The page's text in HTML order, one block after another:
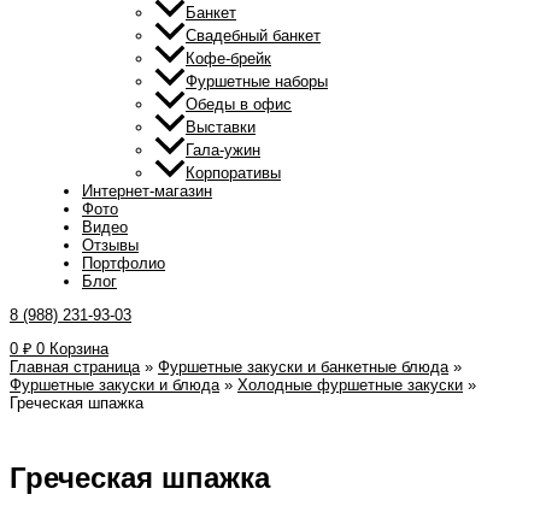
Банкет
Свадебный банкет
Кофе-брейк
Фуршетные наборы
Обеды в офис
Выставки
Гала-ужин
Корпоративы
Интернет-магазин
Фото
Видео
Отзывы
Портфолио
Блог
8 (988) 231-93-03
0 ₽ 0 Корзина
Главная страница » Фуршетные закуски и банкетные блюда »
Фуршетные закуски и блюда » Холодные фуршетные закуски »
Греческая шпажка
Греческая шпажка